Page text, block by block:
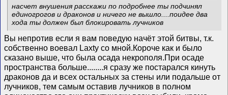
насчет внушения расскажи по подробнее ты подчинял
единогрогов и драконов и ничего не вышло....поидее два
хода ты должен был блокировать лучников
Вы непротив если я вам поведую начёт этой битвы, т.к.
собственно воевал Laxty со мной.Короче как и было
сказано выше, что была осада некрополя.При осаде
пространства больше........я сразу же постарался кинуть
драконов да и всех остальных за стены или подальше от
лучников, тем самым оставив лучников в полном